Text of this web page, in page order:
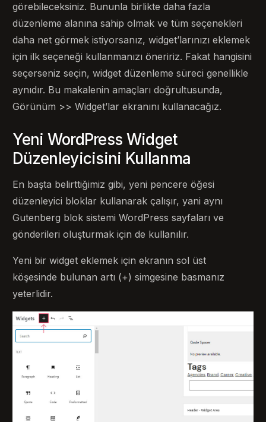
görebileceksiniz. Bununla birlikte daha fazla
düzenleme alanına sahip olmak ve tüm seçenekleri
daha net görmek istiyorsanız, widget’larınızı eklemek
için ilk seçeneği kullanmanızı öneririz. Fakat hangisini
seçerseniz seçin, widget düzenleme süreci genellikle
aynıdır. Bu makalenin amaçları doğrultusunda,
Görünüm >> Widget’lar ekranını kullanacağız.
Yeni WordPress Widget
Düzenleyicisini Kullanma
En başta belirttiğimiz gibi, yeni pencere öğesi
düzenleyici bloklar kullanarak çalışır, yani aynı
Gutenberg blok sistemi WordPress sayfaları ve
gönderileri oluşturmak için de kullanılır.
Yeni bir widget eklemek için ekranın sol üst
köşesinde bulunan artı (+) simgesine basmanız
yeterlidir.